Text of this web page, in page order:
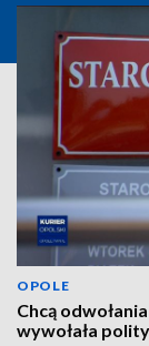
OPOLE
Chcą
wywołała